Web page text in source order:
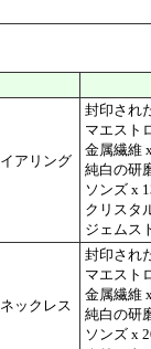
アリング
封印され
マエスト
金属繊維
純白の研
ソンズ x
クリスタ
ジェムス
ックレス
封印され
マエスト
金属繊維
純白の研
ソンズ x